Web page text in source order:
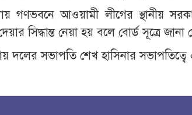
গণভবনে আওয়ামী লীগের স্থানীয়
সিদ্ধান্ত নেয়া হয় বলে বোর্ড সূত্রে জানা
দলের সভাপতি শেখ হাসিনার